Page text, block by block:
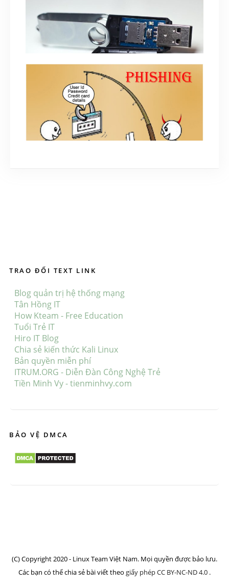
Tự chế tạo USB Rubber Ducky bằng Arduino
December 21, 2018
TRAO ĐỔI TEXT LINK
Blog quản trị hệ thống mạng
Tân Hồng IT
How Kteam - Free Education
Tuổi Trẻ IT
Hiro IT Blog
Chia sẻ kiến thức Kali Linux
Bản quyền miễn phí
ITRUM.ORG - Diễn Đàn Công Nghệ Trẻ
Tiền Minh Vy - tienminhvy.com
BẢO VỆ DMCA
(C) Copyright 2020 - Linux Team Việt Nam. Mọi quyền được bảo lưu.
Các bạn có thể chia sẻ bài viết theo giấy phép CC BY-NC-ND 4.0 .